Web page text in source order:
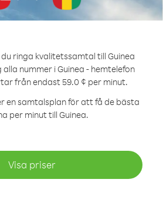
ringa kvalitetssamtal till Guinea
alla nummer i Guinea - hemtelefon
från endast 59.0 ¢ per minut.
en samtalsplan för att få de bästa
per minut till Guinea.
Visa priser